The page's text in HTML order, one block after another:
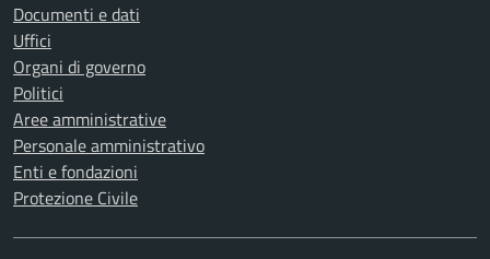
Documenti e dati
Uffici
Organi di governo
Politici
Aree amministrative
Personale amministrativo
Enti e fondazioni
Protezione Civile